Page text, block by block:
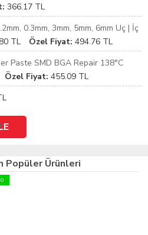
366.17 TL
0.3mm, 3mm, 5mm, 6mm Uç | İç
TL Özel Fiyat: 494.76 TL
Paste SMD BGA Repair 138°C
Özel Fiyat: 455.09 TL
Popüler Ürünleri